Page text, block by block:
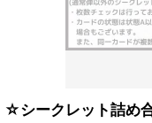
☆シークレット詰め